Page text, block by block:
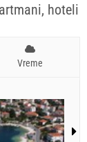
hoteli
Vreme